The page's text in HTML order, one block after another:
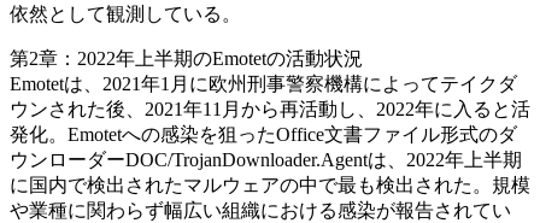
依然として観測している。
第2章：2022年上半期のEmotetの活動状況
Emotetは、2021年1月に欧州刑事警察機構によってテイクダ
ウンされた後、2021年11月から再活動し、2022年に入ると活
発化。Emotetへの感染を狙ったOffice文書ファイル形式のダ
ウンローダーDOC/TrojanDownloader.Agentは、2022年上半期
に国内で検出されたマルウェアの中で最も検出された。規模
や業種に関わらず幅広い組織における感染が報告されてい